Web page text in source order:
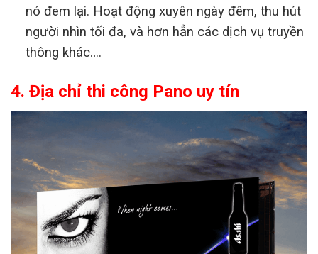
nó đem lại. Hoạt động xuyên ngày đêm, thu hút
người nhìn tối đa, và hơn hẳn các dịch vụ truyền
thông khác….
4. Địa chỉ thi công Pano uy tín